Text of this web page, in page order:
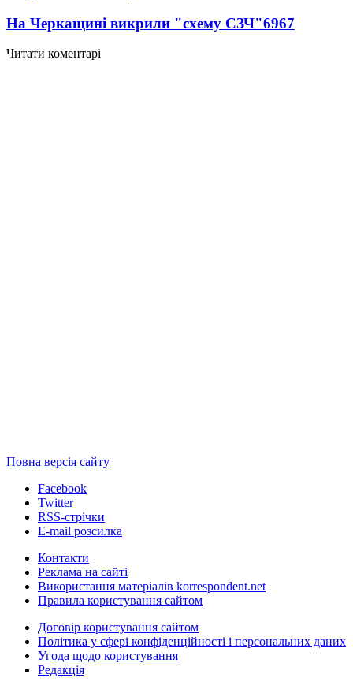
На Черкащині викрили "схему СЗЧ"6967
Читати коментарі
Повна версія сайту
Facebook
Twitter
RSS-стрічки
E-mail розсилка
Контакти
Реклама на сайті
Використання матеріалів korrespondent.net
Правила користування сайтом
Договір користування сайтом
Політика у сфері конфіденційності і персональних даних
Угода щодо користування
Редакція